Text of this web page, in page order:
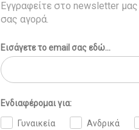
Εγγραφείτε στο newsletter
σας αγορά.
Εισάγετε το email σας εδώ...
Ενδιαφέρομαι για:
Γυναικεία Ανδρικά